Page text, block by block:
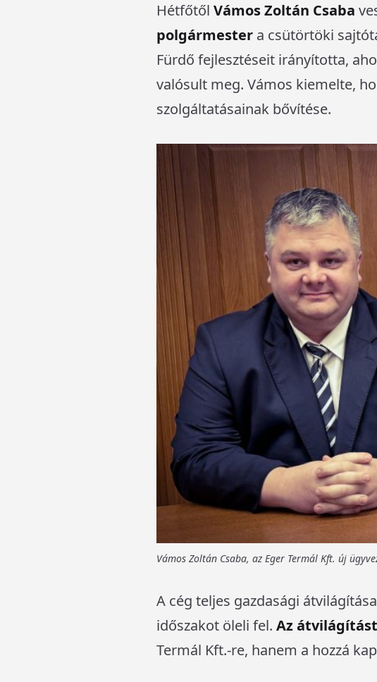
Hétfőtől Vámos Zoltán Csaba
polgármester a csütörtöki
Fürdő fejlesztéseit irányította,
valósult meg. Vámos kiemelte,
szolgáltatásainak bővítése.
Vámos Zoltán Csaba, az Eger Termál Kft. új
A cég teljes gazdasági
időszakot öleli fel. Az
Termál Kft.-re, hanem a hozzá